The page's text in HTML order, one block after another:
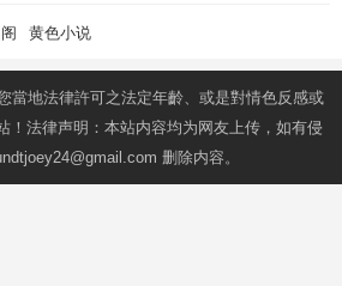
黄色小说
當地法律許可之法定年齡、或是對情色反感或
！法律声明：本站内容均为网友上传，如有侵
删除内容。